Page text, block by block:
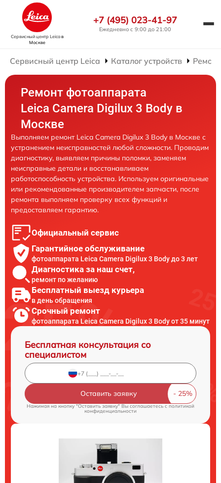
Сервисный центр Leicaв
Москве
+7 (495) 023-41-97
Ежедневно с 9:00 до 21:00
Сервисный центр Leica Каталог устройств
Ремонт фотоаппарата
Leica Camera Digilux 3 Body в
Москве
Выполняем ремонт Leica Camera Digilux 3 Body в Москве с
устранением неисправностей любой сложности. Проводим
диагностику, выявляем причины поломки, заменяем
неисправные детали и восстанавливаем
работоспособность устройства. Используем оригинальные
или рекомендованные производителем запчасти, после
ремонта выполняем проверку всех функций и
предоставляем гарантию.
Официальный сервис
Гарантийное обслуживание
фотоаппарата Leica Camera Digilux 3 Body до 3 лет
Диагностика за наш счет,
ремонт по желанию
Бесплатный выезд курьера
в день обращения
Срочный ремонт
фотоаппарата Leica Camera Digilux 3 Body от 35 минут
Бесплатная консультация со
специалистом
Оставить заявку
Нажимая на кнопку "Оставить заявку" Вы соглашаетесь cполитикой
конфиденциальности